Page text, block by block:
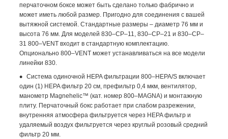
перчаточном боксе может быть сделано только фабрично и
может иметь любой размер. Пригодно для соединения с вашей
вытяжной системой. Стандартные размеры – диаметр 76 мм и
высота 76 мм. Для моделей 830–CP–11, 830–CP–21 и 830–CP–
31 800–VENT входит в стандартную комплектацию.
Опционально 800–VENT может устанавливаться на все модели
линейки 830.
Система одиночной HEPA фильтрации 800–HEPA/S включает
один (1) HEPA фильтр 20 см, префильтр 0,4 мкм, вентилятор,
манометр Magnehelic™ (кат. номер 800–MAGNA) и монтажную
плиту. Перчаточный бокс работает при слабом разрежении,
внутренняя атмосфера фильтруется через HEPA фильтр и
удаляемый воздух фильтруется через круглый розовый средний
фильтр 20 мм.